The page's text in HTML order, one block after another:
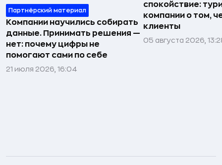
Партнёрский материал
Компании научились собирать
данные. Принимать решения —
нет: почему цифры не
помогают сами по себе
21 июля 2026, 16:04
спокойствие:
компании о том,
клиенты
05 августа 2026,